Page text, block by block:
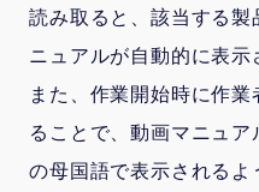
読み取ると、該当する
ニュアルが自動的に表示
また、作業開始時に作
ることで、動画マニュ
の母国語で表示されるよ